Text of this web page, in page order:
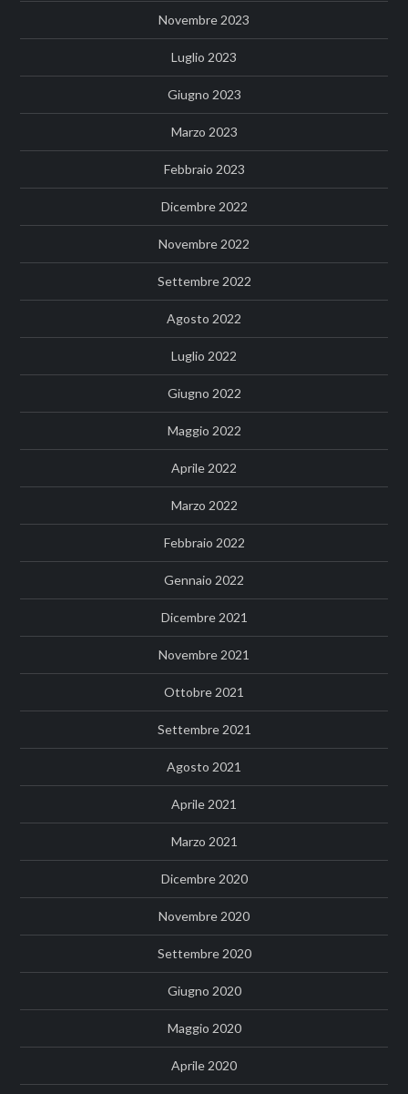
Novembre 2023
Luglio 2023
Giugno 2023
Marzo 2023
Febbraio 2023
Dicembre 2022
Novembre 2022
Settembre 2022
Agosto 2022
Luglio 2022
Giugno 2022
Maggio 2022
Aprile 2022
Marzo 2022
Febbraio 2022
Gennaio 2022
Dicembre 2021
Novembre 2021
Ottobre 2021
Settembre 2021
Agosto 2021
Aprile 2021
Marzo 2021
Dicembre 2020
Novembre 2020
Settembre 2020
Giugno 2020
Maggio 2020
Aprile 2020